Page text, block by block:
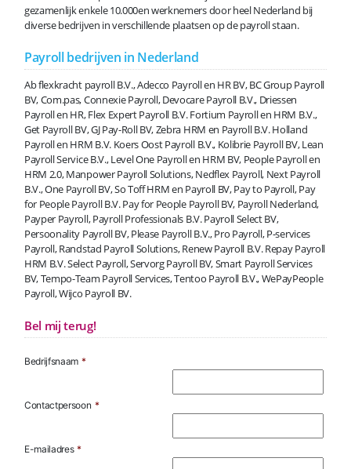
gezamenlijk enkele 10.000en werknemers door heel Nederland bij
diverse bedrijven in verschillende plaatsen op de payroll staan.
Payroll bedrijven in Nederland
Ab flexkracht payroll B.V., Adecco Payroll en HR BV, BC Group Payroll
BV, Com.pas, Connexie Payroll, Devocare Payroll B.V., Driessen
Payroll en HR, Flex Expert Payroll B.V. Fortium Payroll en HRM B.V.,
Get Payroll BV, GJ Pay-Roll BV, Zebra HRM en Payroll B.V. Holland
Payroll en HRM B.V. Koers Oost Payroll B.V., Kolibrie Payroll BV, Lean
Payroll Service B.V., Level One Payroll en HRM BV, People Payroll en
HRM 2.0, Manpower Payroll Solutions, Nedflex Payroll, Next Payroll
B.V., One Payroll BV, So Toff HRM en Payroll BV, Pay to Payroll, Pay
for People Payroll B.V. Pay for People Payroll BV, Payroll Nederland,
Payper Payroll, Payroll Professionals B.V. Payroll Select BV,
Persoonality Payroll BV, Please Payroll B.V., Pro Payroll, P-services
Payroll, Randstad Payroll Solutions, Renew Payroll B.V. Repay Payroll
HRM B.V. Select Payroll, Servorg Payroll BV, Smart Payroll Services
BV, Tempo-Team Payroll Services, Tentoo Payroll B.V., WePayPeople
Payroll, Wijco Payroll BV.
Bel mij terug!
Bedrijfsnaam *
Contactpersoon *
E-mailadres *